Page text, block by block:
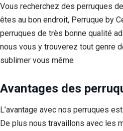
Vous recherchez des perruques
êtes au bon endroit, Perruque by
perruques de très bonne qualité
nous vous y trouverez tout genre
sublimer vous même
Avantages des
L’avantage avec nos perruques
De plus nous travaillons avec les